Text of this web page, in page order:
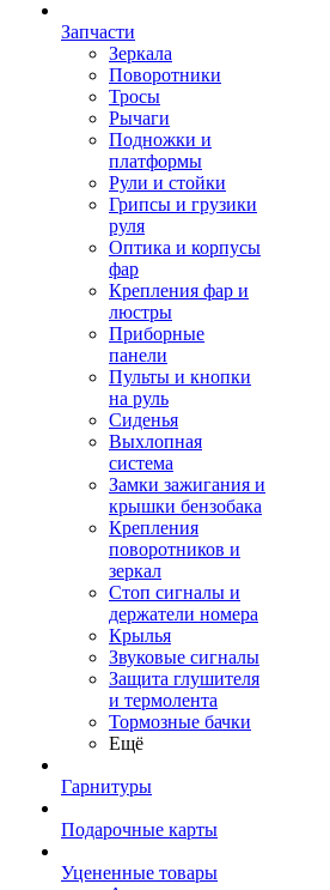
Запчасти
Зеркала
Поворотники
Тросы
Рычаги
Подножки и
платформы
Рули и стойки
Грипсы и грузики
руля
Оптика и корпусы
фар
Крепления фар и
люстры
Приборные
панели
Пульты и кнопки
на руль
Сиденья
Выхлопная
система
Замки зажигания и
крышки бензобака
Крепления
поворотников и
зеркал
Стоп сигналы и
держатели номера
Крылья
Звуковые сигналы
Защита глушителя
и термолента
Тормозные бачки
Ещё
Гарнитуры
Подарочные карты
Уцененные товары